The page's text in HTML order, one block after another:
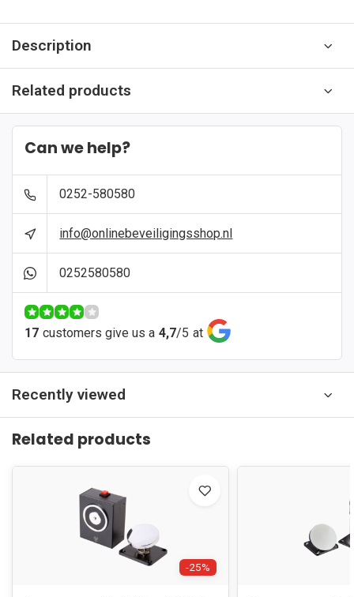
Description
Related products
Can we help?
0252-580580
info@onlinebeveiligingsshop.nl
0252580580
17 customers give us a 4,7/5 at
Recently viewed
Related products
-25%